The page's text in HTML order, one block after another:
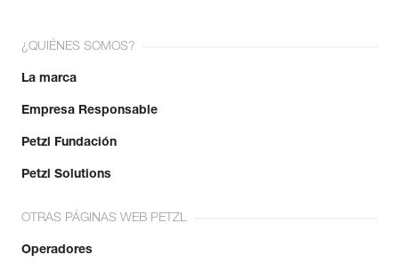
¿QUIÉNES SOMOS?
La marca
Empresa Responsable
Petzl Fundación
Petzl Solutions
OTRAS PÁGINAS WEB PETZL
Operadores